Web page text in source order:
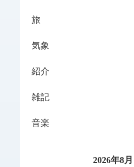
旅
気象
紹介
雑記
音楽
2026年8月